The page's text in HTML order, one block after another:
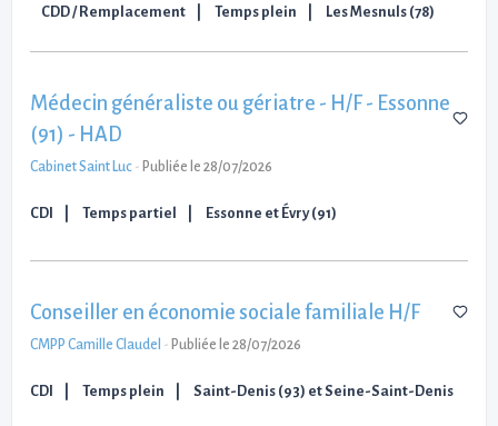
CDD / Remplacement Temps plein Les Mesnuls (78)
Médecin généraliste ou gériatre - H/F - Essonne
(91) - HAD
Cabinet Saint Luc - Publiée le 28/07/2026
CDI Temps partiel Essonne et Évry (91)
Conseiller en économie sociale familiale H/F
CMPP Camille Claudel - Publiée le 28/07/2026
CDI Temps plein Saint-Denis (93) et Seine-Saint-Denis